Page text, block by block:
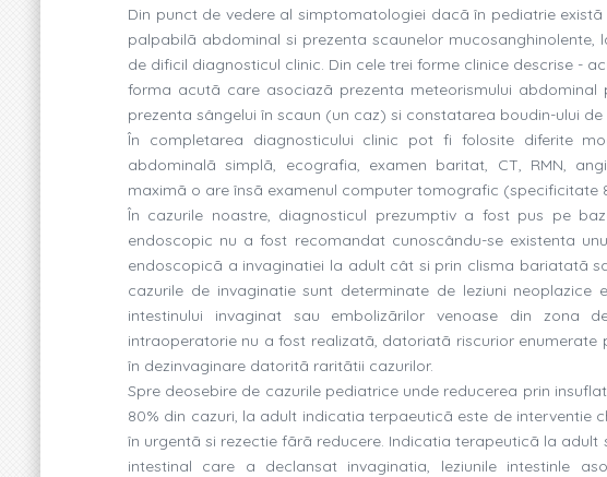
Din punct de vedere al simptomatologiei dacã în pediatrie
palpabilã abdominal si prezenta scaunelor
de dificil diagnosticul clinic. Din cele trei forme clinice descrise -
forma acutã care asociazã prezenta meteorismului abdominal
prezenta sângelui în scaun (un caz) si constatarea boudin-ului
În completarea diagnosticului clinic pot fi folosite diferite
abdominalã simplã, ecografia, examen baritat, CT, RMN,
maximã o are însã examenul computer tomografic (specificitate
În cazurile noastre, diagnosticul prezumptiv a fost pus pe
endoscopic nu a fost recomandat cunoscându-se existenta
endoscopicã a invaginatiei la adult cât si prin clisma bariatatã
cazurile de invaginatie sunt determinate de leziuni neoplazice
intestinului invaginat sau embolizãrilor venoase din zona
intraoperatorie nu a fost realizatã, datoriatã riscurior
în dezinvaginare datoritã raritãtii cazurilor.
Spre deosebire de cazurile pediatrice unde reducerea prin
80% din cazuri, la adult indicatia terpaeuticã este de interventie
în urgentã si rezectie fãrã reducere. Indicatia terapeuticã la
intestinal care a declansat invaginatia, leziunile intestinle